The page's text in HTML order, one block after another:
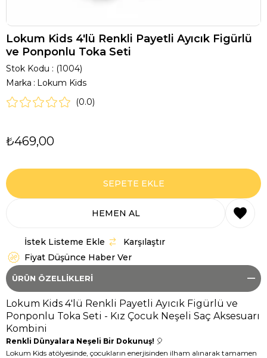
Lokum Kids 4'lü Renkli Payetli Ayıcık Figürlü
ve Ponponlu Toka Seti
Stok Kodu
(1004)
Marka : Lokum Kids
0.0
₺469,00
İstek Listeme Ekle
Karşılaştır
Fiyat Düşünce Haber Ver
ÜRÜN ÖZELLIKLERI
Lokum Kids 4'lü Renkli Payetli Ayıcık Figürlü ve
Ponponlu Toka Seti - Kız Çocuk Neşeli Saç Aksesuarı
Kombini
Renkli Dünyalara Neşeli Bir Dokunuş! 🎈
Lokum Kids atölyesinde, çocukların enerjisinden ilham alınarak tamamen